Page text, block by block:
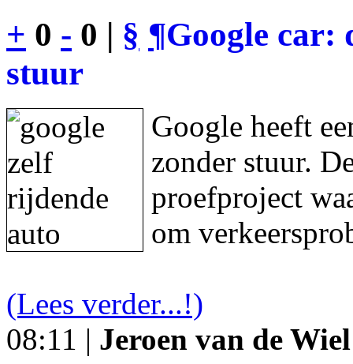
+ 0 - 0 | § ¶Google car:
stuur
Google heeft
zonder stuur.
proefproject
om
(Lees verder...!)
08:11 | Jeroen van de Wiel